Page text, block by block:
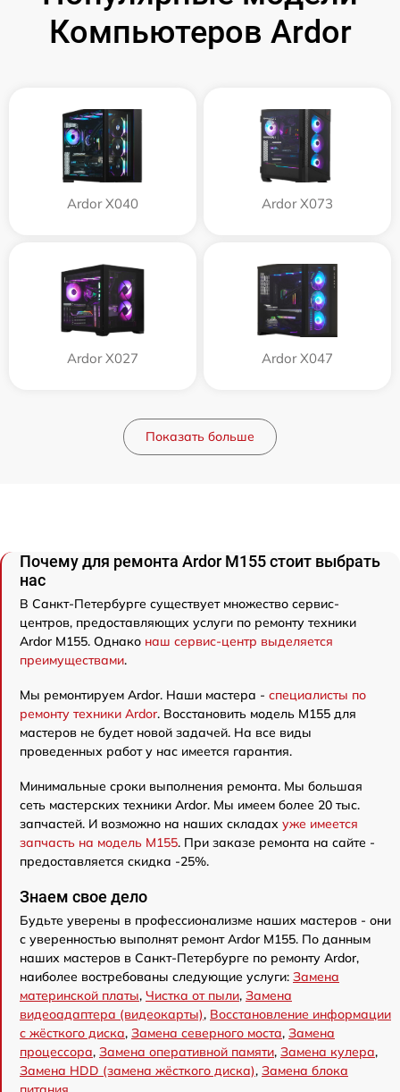
Компьютеров Ardor
Ardor X040 Ardor X073
Ardor X027 Ardor X047
Показать больше
Почему для ремонта Ardor M155 стоит выбрать
нас
В Санкт-Петербурге существует множество сервис-
центров, предоставляющих услуги по ремонту техники
Ardor M155. Однако наш сервис-центр выделяется
преимуществами.
Мы ремонтируем Ardor. Наши мастера - специалисты по
ремонту техники Ardor. Восстановить модель M155 для
мастеров не будет новой задачей. На все виды
проведенных работ у нас имеется гарантия.
Минимальные сроки выполнения ремонта. Мы большая
сеть мастерских техники Ardor. Мы имеем более 20 тыс.
запчастей. И возможно на наших складах уже имеется
запчасть на модель M155. При заказе ремонта на сайте -
предоставляется скидка -25%.
Знаем свое дело
Будьте уверены в профессионализме наших мастеров - они
с уверенностью выполнят ремонт Ardor M155. По данным
наших мастеров в Санкт-Петербурге по ремонту Ardor,
наиболее востребованы следующие услуги: Замена
материнской платы, Чистка от пыли, Замена
видеоадаптера (видеокарты), Восстановление информации
с жёсткого диска, Замена северного моста, Замена
процессора, Замена оперативной памяти, Замена кулера,
Замена HDD (замена жёсткого диска), Замена блока